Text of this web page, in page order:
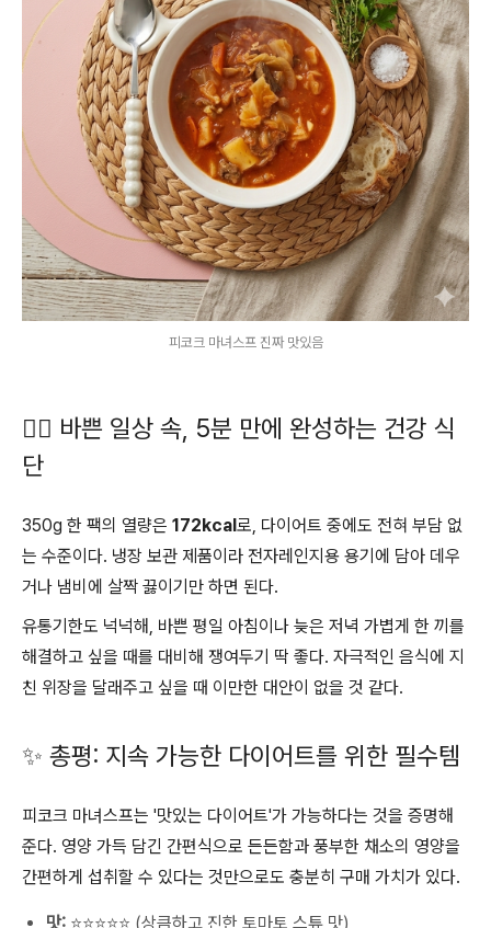
피코크 마녀스프 진짜 맛있음
🏃‍♀️ 바쁜 일상 속, 5분 만에 완성하는 건강 식
단
350g 한 팩의 열량은 172kcal로, 다이어트 중에도 전혀 부담 없
는 수준이다. 냉장 보관 제품이라 전자레인지용 용기에 담아 데우
거나 냄비에 살짝 끓이기만 하면 된다.
유통기한도 넉넉해, 바쁜 평일 아침이나 늦은 저녁 가볍게 한 끼를
해결하고 싶을 때를 대비해 쟁여두기 딱 좋다. 자극적인 음식에 지
친 위장을 달래주고 싶을 때 이만한 대안이 없을 것 같다.
✨ 총평: 지속 가능한 다이어트를 위한 필수템
피코크 마녀스프는 '맛있는 다이어트'가 가능하다는 것을 증명해
준다. 영양 가득 담긴 간편식으로 든든함과 풍부한 채소의 영양을
간편하게 섭취할 수 있다는 것만으로도 충분히 구매 가치가 있다.
맛: ⭐⭐⭐⭐⭐ (상큼하고 진한 토마토 스튜 맛)